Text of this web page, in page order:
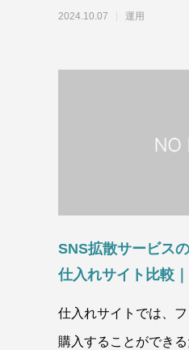
ォロワー仕入れサイト
2024.10.07 運用
SNS拡散サービス
仕入れサイト比較
仕入れサイトでは、
購入することができ